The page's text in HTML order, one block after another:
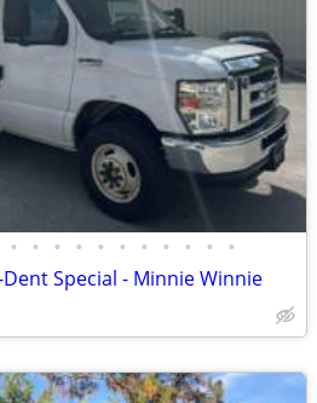
• • • • • • • • • • •
Special - Minnie Winnie